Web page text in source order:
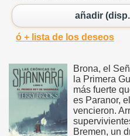
añadir
ó + lista de los deseos
Brona, el
la Primera
más fuerte
es Paranor,
vencieron.
Bremen, un